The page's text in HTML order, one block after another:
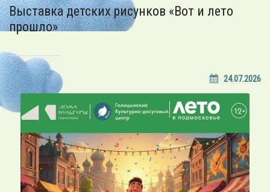
Выставка детских рисунков «Вот и лето
прошло»
24.07.2026